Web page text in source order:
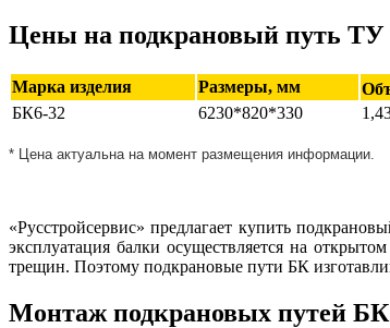
Цены на подкрановый путь ТУ
Марка изделия Размеры, мм
БК6-32
6230*820*330
* Цена актуальна на момент размещения информации.
«Русстройсервис» предлагает купить
эксплуатация балки осуществляется на
трещин. Поэтому подкрановые пути БК
Монтаж подкрановых путей БК